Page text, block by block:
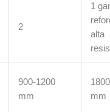
2
1
alta
900-1200
mm
mm